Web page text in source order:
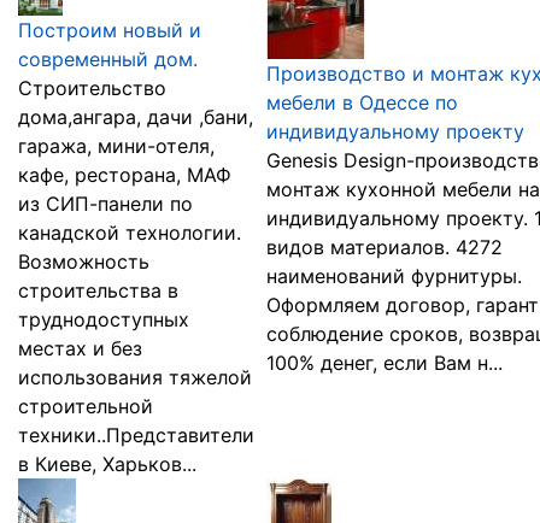
Построим новый и
современный дом.
Строительство
дома,ангара, дачи ,бани,
гаража, мини-отеля,
кафе, ресторана, МАФ
из СИП-панели по
канадской технологии.
Возможность
строительства в
труднодоступных
местах и без
использования тяжелой
строительной
техники..Представители
в Киеве, Харьков...
Производство и монтаж
мебели в Одессе по
индивидуальному проекту
Genesis Design-
монтаж кухонной мебели
индивидуальному проекту.
видов материалов. 4272
наименований фурнитуры.
Оформляем договор,
соблюдение сроков,
100% денег, если Вам н...